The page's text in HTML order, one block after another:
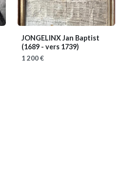
JONGELINX Jan Baptist
(1689 - vers 1739)
1 200 €